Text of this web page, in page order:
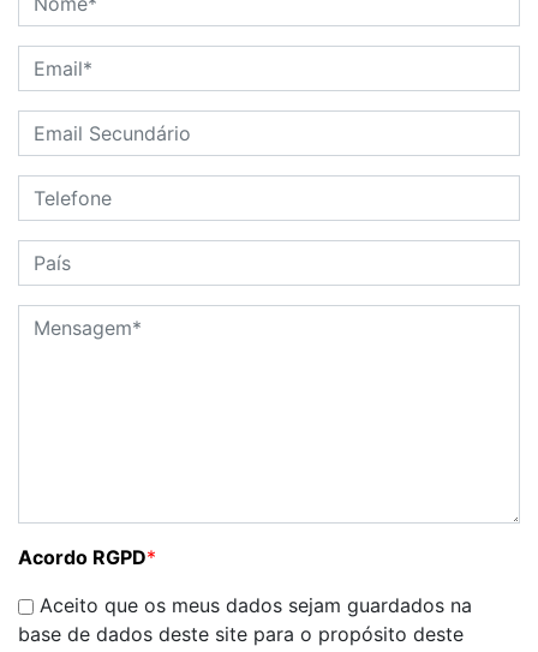
Acordo RGPD*
Aceito que os meus dados sejam guardados na
base de dados deste site para o propósito deste